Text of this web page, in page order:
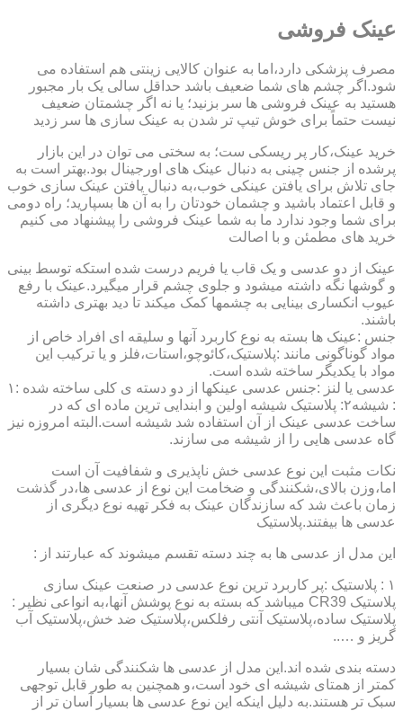
عینک فروشی
مصرف پزشکی دارد،اما به عنوان کالایی زینتی هم استفاده می
شود.اگر چشم های شما ضعیف باشد حداقل سالی یک بار مجبور
هستید به عینک فروشی ها سر بزنید؛ یا نه اگر چشمتان ضعیف
نیست حتماً برای خوش تیپ تر شدن به عینک سازی ها سر زدید
خرید عینک،کار پر ریسکی ست؛ به سختی می توان در این بازار
پرشده از جنس چینی به دنبال عینک های اورجینال بود.بهتر است به
جای تلاش برای یافتن عینکی خوب،به دنبال یافتن عینک سازی خوب
و قابل اعتماد باشید و چشمان خودتان را به آن ها بسپارید؛ راه دومی
برای شما وجود ندارد ما به شما عینک فروشی را پیشنهاد می کنیم
خرید های مطمئن و با اصالت
عینک از دو عدسی و یک قاب یا فریم درست شده استکه توسط بینی
و گوشها نگه داشته میشود و جلوی چشم قرار میگیرد.عینک با رفع
عیوب انکساری بینایی به چشمها کمک میکند تا دید بهتری داشته
باشند.
جنس :عینک ها بسته به نوع کاربرد آنها و سلیقه ای افراد خاص از
مواد گوناگونی مانند :پلاستیک،کائوچو،استات،فلز و یا ترکیب این
مواد با یکدیگر ساخته شده است.
عدسی یا لنز :جنس عدسی عینکها از دو دسته ی کلی ساخته شده :۱
: شیشه۲: پلاستیک شیشه اولین و ابندایی ترین ماده ای که در
ساخت عدسی عینک از آن استفاده شد شیشه است.البته امروزه نیز
گاه عدسی هایی را از شیشه می سازند.
نکات مثبت این نوع عدسی خش ناپذیری و شفافیت آن است
اما،وزن بالای،شکنندگی و ضخامت این نوع از عدسی ها،در گذشت
زمان باعث شد که سازندگان عینک به فکر تهیه نوع دیگری از
عدسی ها بیفتند.پلاستیک
این مدل از عدسی ها به چند دسته تقسم میشوند که عبارتند از :
۱ : پلاستیک :پر کاربرد ترین نوع عدسی در صنعت عینک سازی
پلاستیک CR39 میباشد که بسته به نوع پوشش آنها،به انواعی نظیر :
پلاستیک ساده،پلاستیک آنتی رفلکس،پلاستیک ضد خش،پلاستیک آب
گریز و …..
دسته بندی شده اند.این مدل از عدسی ها شکنندگی شان بسیار
کمتر از همتای شیشه ای خود است،و همچنین به طور قابل توجهی
سبک تر هستند.به دلیل اینکه این نوع عدسی ها بسیار آسان تر از